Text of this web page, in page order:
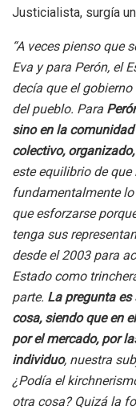
Justicialista, surgía
“A veces pienso que
Eva y para Perón, el
decía que el
del pueblo. Para
sino en la
colectivo,
este equilibrio de
fundamentalmente
que esforzarse
tenga sus
desde el 2003 para
Estado como
parte. La pregunta
cosa, siendo que en
por el mercado, por
individuo, nuestra
¿Podía el
otra cosa? Quizá la